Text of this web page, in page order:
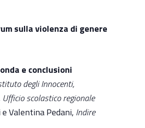
sulla violenza di genere
e conclusioni
degli Innocenti,
Ufficio scolastico regionale
Valentina Pedani, Indire